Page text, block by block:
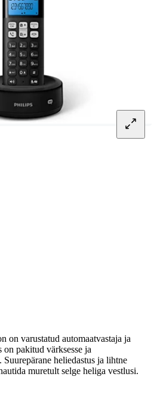
on varustatud automaatvastaja ja
pakitud värksesse ja
Suurepärane heliedastus ja lihtne
muretult selge heliga vestlusi.